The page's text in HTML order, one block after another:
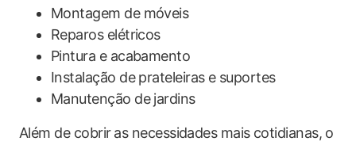
Montagem de móveis
Reparos elétricos
Pintura e ‍acabamento
Instalação de prateleiras e suportes
Manutenção de ‍jardins
Além de cobrir ⁤as necessidades mais cotidianas,⁣ o